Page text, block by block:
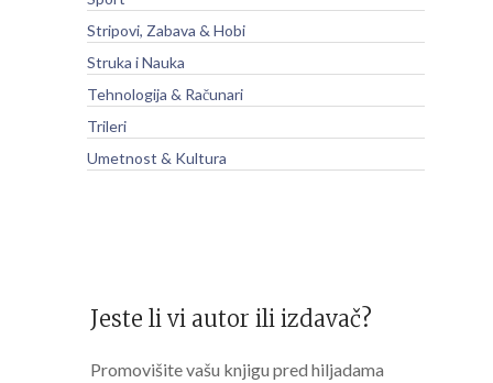
Stripovi, Zabava & Hobi
Struka i Nauka
Tehnologija & Računari
Trileri
Umetnost & Kultura
Jeste li vi autor ili izdavač?
Promovišite vašu knjigu pred hiljadama